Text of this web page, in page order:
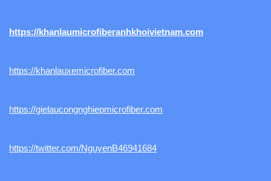
https://khanlaumicrofiberanhkhoivietnam.com
https://khanlauxemicrofiber.com
https://gielaucongnghiepmicrofiber.com
https://twitter.com/NguyenB46941684